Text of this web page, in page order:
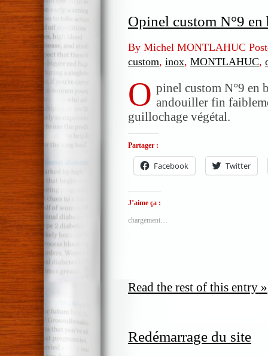
Opinel custom N°9 en
By Michel MONTLAHUC
custom, inox, MONTLAHUC,
O pinel custom N°9 en
andouiller fin
guillochage végétal.
Partager :
Facebook Twitter
J’aime ça :
chargement…
Read the rest of this entry »
Redémarrage du site